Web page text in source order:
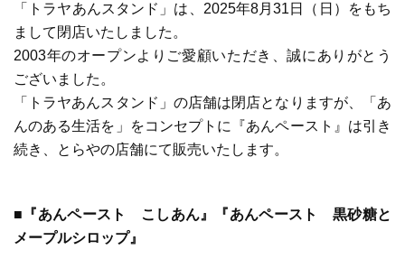
「トラヤあんスタンド」は、2025年8月31日（日）をもち
まして閉店いたしました。
2003年のオープンよりご愛顧いただき、誠にありがとう
ございました。
「トラヤあんスタンド」の店舗は閉店となりますが、「あ
んのある生活を」をコンセプトに『あんペースト』は引き
続き、とらやの店舗にて販売いたします。
■『あんペースト こしあん』『あんペースト 黒砂糖と
メープルシロップ』